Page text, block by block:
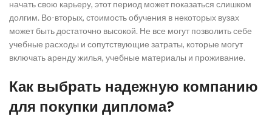
начать свою карьеру, этот период может показаться слишком
долгим. Во-вторых, стоимость обучения в некоторых вузах
может быть достаточно высокой. Не все могут позволить себе
учебные расходы и сопутствующие затраты, которые могут
включать аренду жилья, учебные материалы и проживание.
Как выбрать надежную компанию
для покупки диплома?